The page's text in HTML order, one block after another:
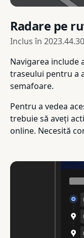
Radare pe
Inclus în 2023.44.30
Navigarea include
traseului pentru a
semafoare.
Pentru a vedea
trebuie să aveți
online. Necesită